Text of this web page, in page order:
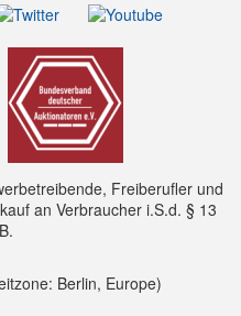
Freiberufler und
an Verbraucher i.S.d. § 13
Berlin, Europe)